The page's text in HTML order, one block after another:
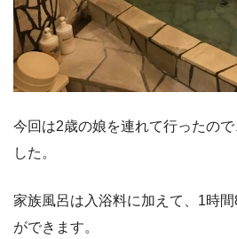
今回は2歳の娘を連れて行ったの
した。
家族風呂は入浴料に加えて、1時
ができます。